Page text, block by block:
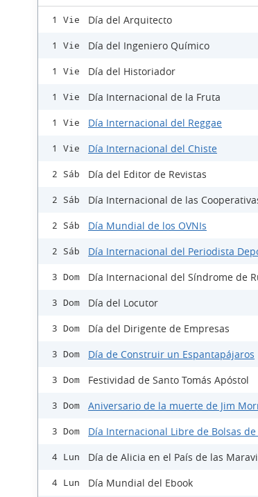
1 Vie Día del Arquitecto
1 Vie Día del Ingeniero Químico
1 Vie Día del Historiador
1 Vie Día Internacional de la Fruta
1 Vie Día Internacional del Reggae
1 Vie Día Internacional del Chiste
2 Sáb Día del Editor de Revistas
2 Sáb Día Internacional de las
2 Sáb Día Mundial de los OVNIs
2 Sáb Día Internacional del Periodista
3 Dom Día Internacional del Síndrome de
3 Dom Día del Locutor
3 Dom Día del Dirigente de Empresas
3 Dom Día de Construir un Espantapájaros
3 Dom Festividad de Santo Tomás Apóstol
3 Dom Aniversario de la muerte de Jim
3 Dom Día Internacional Libre de Bolsas de
4 Lun Día de Alicia en el País de las
4 Lun Día Mundial del Ebook